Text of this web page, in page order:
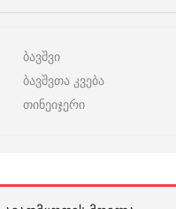
ბავშვი
ბავშვთა კვება
თინეიჯერი